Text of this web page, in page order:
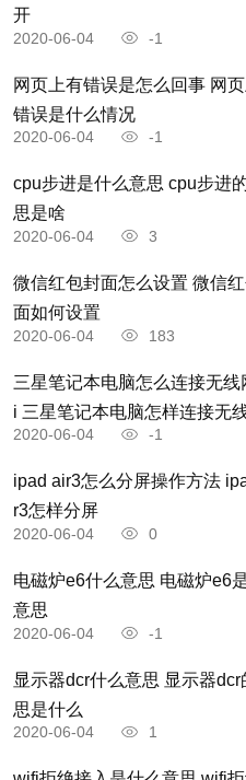
开
2020-06-04 -1
网页上有错误是怎么回事 网
错误是什么情况
2020-06-04 -1
cpu步进是什么意思 cpu步进
思是啥
2020-06-04 3
微信红包封面怎么设置 微信
面如何设置
2020-06-04 183
三星笔记本电脑怎么连接无线
i 三星笔记本电脑怎样连接无线
ifi
2020-06-04 -1
ipad air3怎么分屏操作方法
r3怎样分屏
2020-06-04 0
电磁炉e6什么意思 电磁炉e6
意思
2020-06-04 -1
显示器dcr什么意思 显示器dcr
思是什么
2020-06-04 1